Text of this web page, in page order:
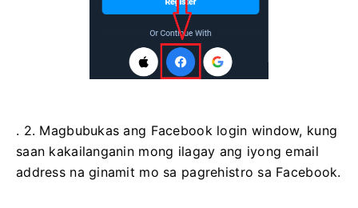
. 2. Magbubukas ang Facebook login window, kung
saan kakailanganin mong ilagay ang iyong email
address na ginamit mo sa pagrehistro sa Facebook.